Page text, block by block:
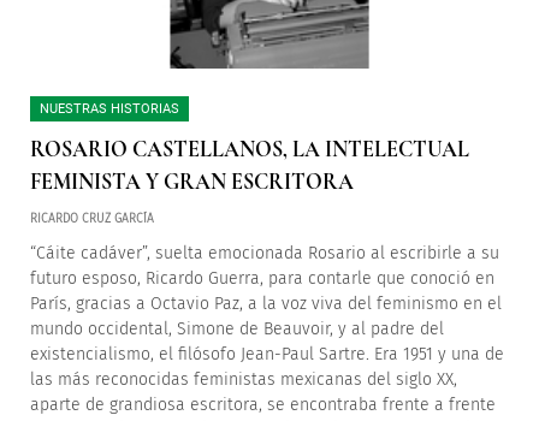
NUESTRAS HISTORIAS
ROSARIO CASTELLANOS, LA INTELECTUAL
FEMINISTA Y GRAN ESCRITORA
RICARDO CRUZ GARCÍA
“Cáite cadáver”, suelta emocionada Rosario al escribirle a su
futuro esposo, Ricardo Guerra, para contarle que conoció en
París, gracias a Octavio Paz, a la voz viva del feminismo en el
mundo occidental, Simone de Beauvoir, y al padre del
existencialismo, el filósofo Jean-Paul Sartre. Era 1951 y una de
las más reconocidas feministas mexicanas del siglo XX,
aparte de grandiosa escritora, se encontraba frente a frente